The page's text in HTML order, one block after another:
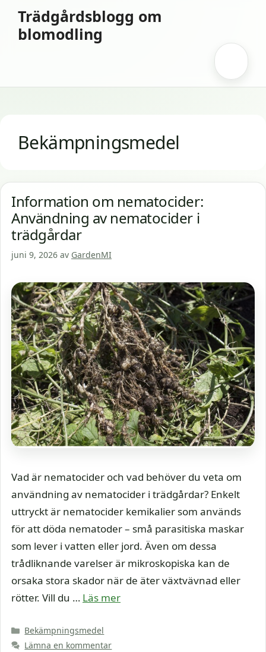
innehåll
Trädgårdsblogg om
blomodling
Bekämpningsmedel
Information om nematocider:
Användning av nematocider i
trädgårdar
juni 9, 2026 av GardenMI
Vad är nematocider och vad behöver du veta om
användning av nematocider i trädgårdar? Enkelt
uttryckt är nematocider kemikalier som används
för att döda nematoder – små parasitiska maskar
som lever i vatten eller jord. Även om dessa
trådliknande varelser är mikroskopiska kan de
orsaka stora skador när de äter växtvävnad eller
rötter. Vill du … Läs mer
Kategorier
Bekämpningsmedel
Lämna en kommentar